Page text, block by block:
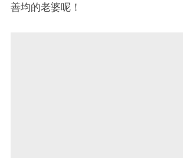
善均的老婆呢！